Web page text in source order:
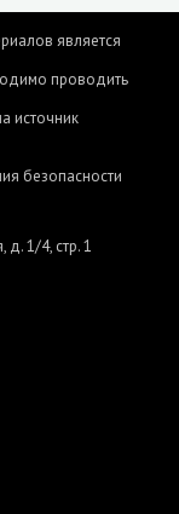
является
проводить
источник
безопасности
д. 1/4, стр. 1